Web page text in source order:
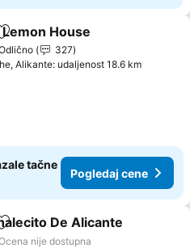
Dodati u favorite
Lemon House
327
Alikante: udaljenost 18.6 km
tačne
Pogledaj cene
Dodati u favorite
De Alicante
nije dostupna